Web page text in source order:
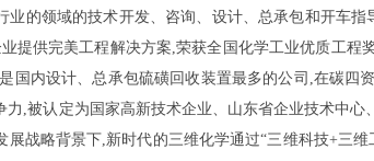
业的领域的技术开发、咨询、设计、总承包和开车
提供完美工程解决方案,荣获全国化学工业优质工
国内设计、总承包硫磺回收装置最多的公司,在碳
力,被认定为国家高新技术企业、山东省企业技术中
展战略背景下,新时代的三维化学通过“三维科技+三